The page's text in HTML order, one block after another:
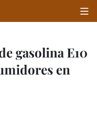
gasolina E10
en